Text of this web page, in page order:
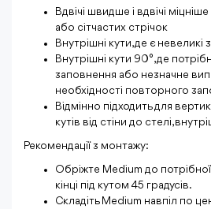
Вдвічі швидше і вдвічі
або сітчастих стрічок
Внутрішні кути, де є невеликі
Внутрішні кути 90°, де
заповнення або незначне
необхідності повторного
Відмінно підходить для
кутів від стіни до стелі,
Рекомендації з монтажу:
Обріжте Medium до
кінці під кутом 45 градусів.
Складіть Medium навпіл по